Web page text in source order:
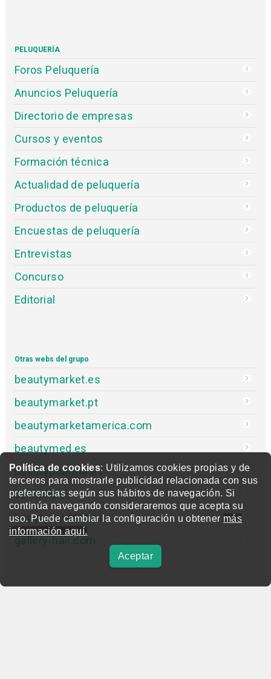
Política de cookies: Utilizamos cookies propias y de
terceros para mostrarle publicidad relacionada con sus
preferencias según sus hábitos de navegación. Si
continúa navegando consideraremos que acepta su
uso. Puede cambiar la configuración u obtener más
información aquí.
Aceptar
PELUQUERÍA
Foros Peluquería
Anuncios Peluquería
Directorio de empresas
Cursos y eventos
Formación técnica
Actualidad de peluquería
Productos de peluquería
Encuestas de peluquería
Entrevistas
Concurso
Editorial
Otras webs del grupo
beautymarket.es
beautymarket.pt
beautymarketamerica.com
beautymed.es
beautypharma.es
bewellty.es
beautycontact.es
gallery-hair.com